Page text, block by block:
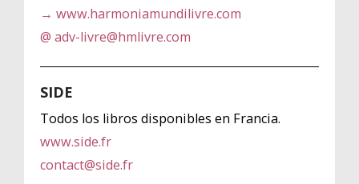
→ www.harmoniamundilivre.com
@ adv-livre@hmlivre.com
SIDE
Todos los libros disponibles en Francia.
www.side.fr
contact@side.fr